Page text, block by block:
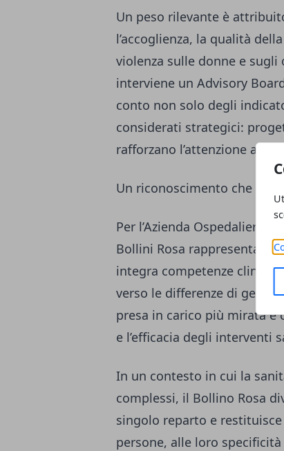
Un peso rilevante è
l’accoglienza, la qualità
violenza sulle donne e
interviene un Advisory
conto non solo degli
considerati strategici:
rafforzano l’attenzione alla
Un riconoscimento che
Per l’Azienda Ospedaliera
Bollini Rosa rappresenta il
integra competenze
verso le differenze di
presa in carico più mirata e
e l’efficacia degli interventi
In un contesto in cui la
complessi, il Bollino Rosa
singolo reparto e
persone, alle loro